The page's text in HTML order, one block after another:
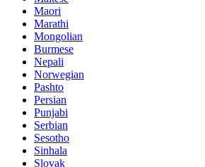
Maori
Marathi
Mongolian
Burmese
Nepali
Norwegian
Pashto
Persian
Punjabi
Serbian
Sesotho
Sinhala
Slovak